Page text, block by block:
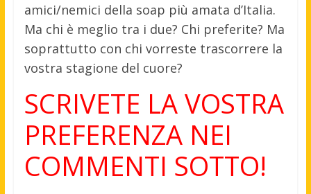
amici/nemici della soap più amata d’Italia.
Ma chi è meglio tra i due? Chi preferite? Ma
soprattutto con chi vorreste trascorrere la
vostra stagione del cuore?
SCRIVETE LA VOSTRA
PREFERENZA NEI
COMMENTI SOTTO!